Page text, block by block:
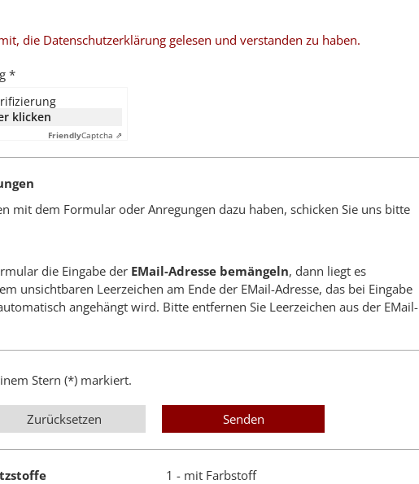
die Datenschutzerklärung gelesen und verstanden zu haben.
*
klicken
FriendlyCaptcha ⇗
mit dem Formular oder Anregungen dazu haben, schicken Sie uns bitte
die Eingabe der EMail-Adresse bemängeln, dann liegt es
unsichtbaren Leerzeichen am Ende der EMail-Adresse, das bei Eingabe
angehängt wird. Bitte entfernen Sie Leerzeichen aus der EMail-
Stern (*) markiert.
Zurücksetzen
1 - mit Farbstoff